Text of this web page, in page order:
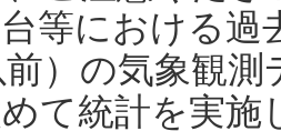
等における過
前）の気象観
て統計を実